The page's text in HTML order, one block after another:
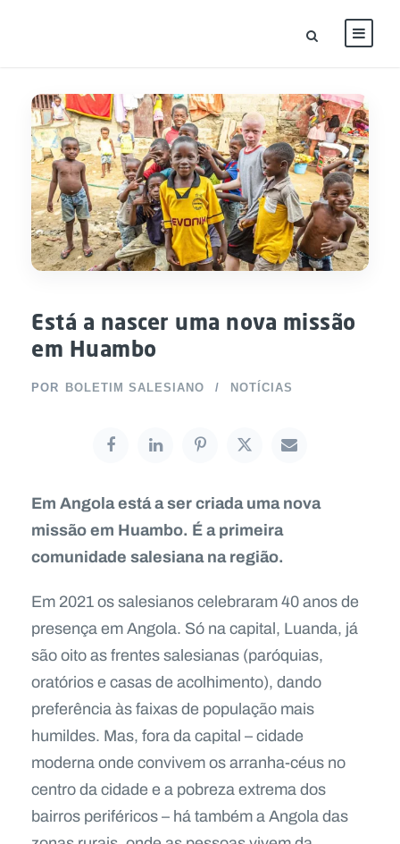
Está a nascer uma nova missão
em Huambo
POR BOLETIM SALESIANO NOTÍCIAS
Em Angola está a ser criada uma nova
missão em Huambo. É a primeira
comunidade salesiana na região.
Em 2021 os salesianos celebraram 40 anos de
presença em Angola. Só na capital, Luanda, já
são oito as frentes salesianas (paróquias,
oratórios e casas de acolhimento), dando
preferência às faixas de população mais
humildes. Mas, fora da capital – cidade
moderna onde convivem os arranha-céus no
centro da cidade e a pobreza extrema dos
bairros periféricos – há também a Angola das